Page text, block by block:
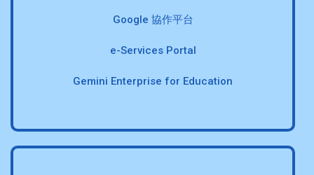
Google 協作平台
e-Services Portal
Gemini Enterprise for Education